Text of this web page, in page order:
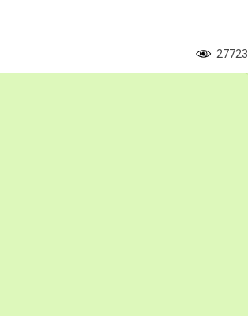
27723